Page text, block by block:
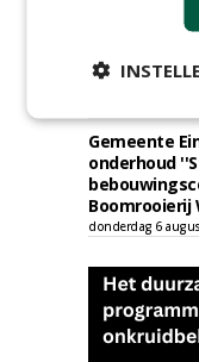
Gemeente
Gemeente
onderhoud
Boomrooierij
donderdag 6